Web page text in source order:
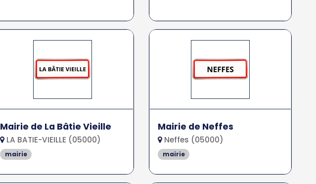
Mairie de La Bâtie Vieille
LA BATIE-VIEILLE (05000)
mairie
Mairie de Neffes
Neffes (05000)
mairie